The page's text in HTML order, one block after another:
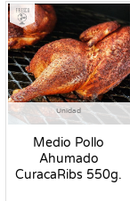
Unidad
Medio Pollo
Ahumado
CuracaRibs 550g.
Fresco